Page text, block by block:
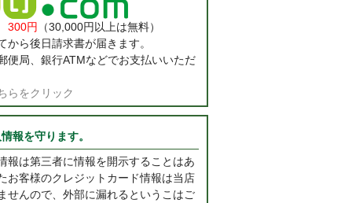
300円
（30,000円以上は無料）
から後日請求書が届きます。
便局、銀行ATMなどでお支払いいただ
らをクリック
報を守ります。
報は第三者に情報を開示することはあ
お客様のクレジットカード情報は当店
せんので、外部に漏れるというこはご